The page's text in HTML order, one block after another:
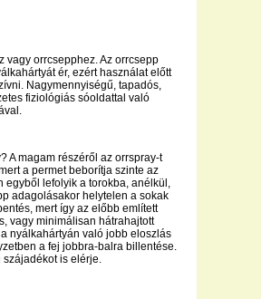
vagy orrcsepphez. Az orrcsepp
ér, ezért használat előtt
Nagymennyiségű, tapadós,
fiziológiás sóoldattal való
A magam részéről az orrspray-t
a permet beborítja szinte az
egyből lefolyik a torokba, anélkül,
adagolásakor helytelen a sokak
mert így az előbb említett
vagy minimálisan hátrahajtott
nyálkahártyán való jobb eloszlás
a fej jobbra-balra billentése.
szájadékot is elérje.